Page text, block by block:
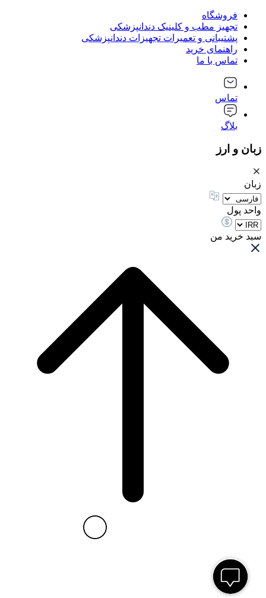
فروشگاه
تجهیز مطب و کلینیک دندانپزشکی
پشتیبانی و تعمیرات تجهیزات دندانپزشکی
راهنمای خرید
تماس با ما
تماس
بلاگ
زبان و ارز
زبان
واحد پول
سبد خرید من